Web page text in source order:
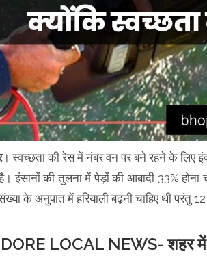
। स्वच्छता की रेस में नंबर वन पर बने रहने के लिए
इंसानों की तुलना में पेड़ों की आबादी 33%
के अनुपात में हरियाली बढ़नी चाहिए थी परंतु
LOCAL NEWS- शहर